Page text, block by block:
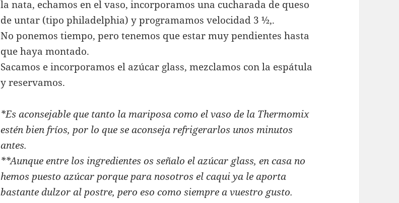
la nata, echamos en el vaso, incorporamos una cucharada de queso
de untar (tipo philadelphia) y programamos velocidad 3 ½,.
No ponemos tiempo, pero tenemos que estar muy pendientes hasta
que haya montado.
Sacamos e incorporamos el azúcar glass, mezclamos con la espátula
y reservamos.
*Es aconsejable que tanto la mariposa como el vaso de la Thermomix
estén bien fríos, por lo que se aconseja refrigerarlos unos minutos
antes.
**Aunque entre los ingredientes os señalo el azúcar glass, en casa no
hemos puesto azúcar porque para nosotros el caqui ya le aporta
bastante dulzor al postre, pero eso como siempre a vuestro gusto.